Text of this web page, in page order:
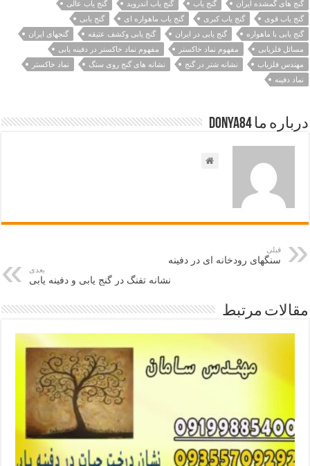
گنج های گمشده ایران
گنج یاب گنج یاب اندروید
گنج یاب عالی
گنج یاب قوی
گنج یاب کبری گنج یاب ماهواره ای
گنج یابی
گنج یابی با ماهواره
گنج یابی در ایران گنج یابی وکشف عتیقه
گنجهای ایران
مسائل فلزیابی
مفهوم نماد خاکستر
مفهوم نماد خاکستر در دفینه یابی
مهندس فلزیاب
نشانه شتر در گنج نشانه های گنج روی سنگ
نماد خاکستر
نماد دفینه
درباره ما Donya84
قبلی
سنگهای رودخانه ای در دفینه
بعدی
نشانه تفنگ در گنج یابی و دفینه یابی
مقالات مرتبط